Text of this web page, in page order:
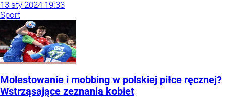
13 sty 2024 19:33
Sport
Molestowanie i mobbing w polskiej piłce ręcznej?
Wstrząsające zeznania kobiet